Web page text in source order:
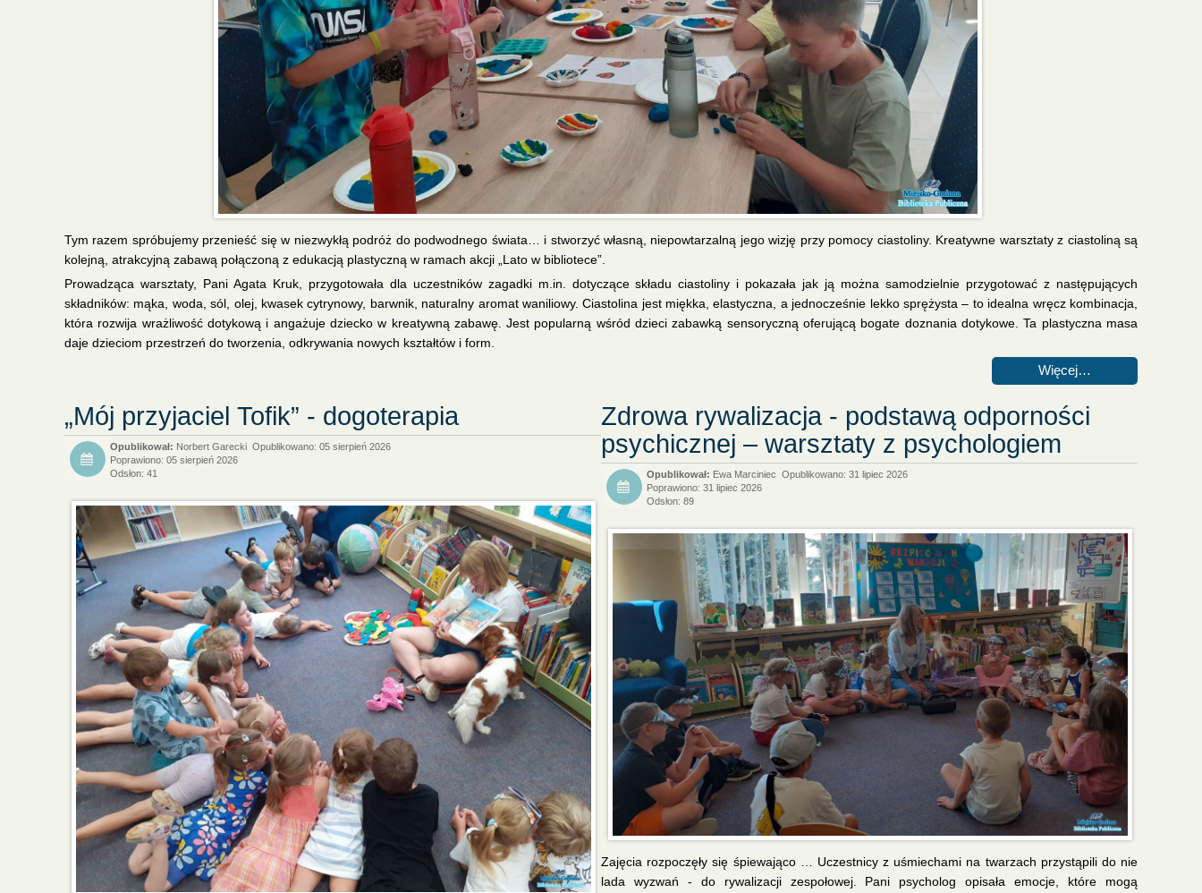
Tym razem spróbujemy przenieść się w niezwykłą podróż do podwodnego świata… i stworzyć własną, niepowtarzalną jego wizję przy pomocy ciastoliny. Kreatywne warsztaty z ciastoliną są
kolejną, atrakcyjną zabawą połączoną z edukacją plastyczną w ramach akcji „Lato w bibliotece”.
Prowadząca warsztaty, Pani Agata Kruk, przygotowała dla uczestników zagadki m.in. dotyczące składu ciastoliny i pokazała jak ją można samodzielnie przygotować z następujących
składników: mąka, woda, sól, olej, kwasek cytrynowy, barwnik, naturalny aromat waniliowy. Ciastolina jest miękka, elastyczna, a jednocześnie lekko sprężysta – to idealna wręcz kombinacja,
która rozwija wrażliwość dotykową i angażuje dziecko w kreatywną zabawę. Jest popularną wśród dzieci zabawką sensoryczną oferującą bogate doznania dotykowe. Ta plastyczna masa
daje dzieciom przestrzeń do tworzenia, odkrywania nowych kształtów i form.
Więcej…
„Mój przyjaciel Tofik” - dogoterapia
Norbert Garecki Opublikowano: 05 sierpień 2026
Poprawiono: 05 sierpień 2026
Odsłon: 41
Zdrowa rywalizacja - podstawą odporności
psychicznej – warsztaty z psychologiem
Ewa Marciniec Opublikowano: 31 lipiec 2026
Poprawiono: 31 lipiec 2026
Odsłon: 89
Zajęcia rozpoczęły się śpiewająco … Uczestnicy z uśmiechami na twarzach przystąpili do nie
lada wyzwań - do rywalizacji zespołowej. Pani psycholog opisała emocje, które mogą